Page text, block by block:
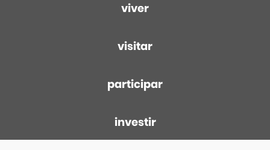
viver
visitar
participar
investir